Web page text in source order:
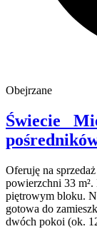
Obejrzane
Świecie
Oferuję na
powierzchni 33
piętrowym bloku.
gotowa do
dwóch pokoi (ok.